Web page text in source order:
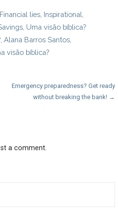
Financial lies, Inspirational,
, Uma visão bíblica?
,Alana Barros Santos,
visão bíblica?
Emergency preparedness? Get ready
without breaking the bank! →
a comment.